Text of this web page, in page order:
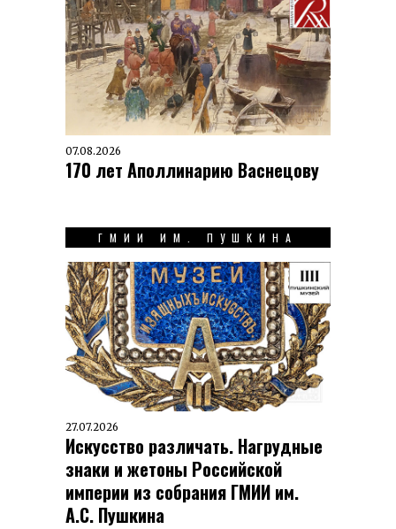
07.08.2026
170 лет Аполлинарию Васнецову
ГМИИ ИМ. ПУШКИНА
27.07.2026
Искусство различать. Нагрудные
знаки и жетоны Российской
империи из собрания ГМИИ им.
А.С. Пушкина